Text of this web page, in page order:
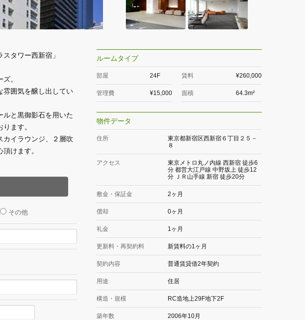
タワー西新宿」
。
雰囲気を醸し出してい
ルと黒御影石を用いた
ます。
カイラウンジ、２層吹
けます。
その他
ルームタイプ
部屋 24F 賃料 ¥260,000
管理費 ¥15,000 面積 64.3m²
物件データ
住所
東京都新宿区西新宿６丁目２５－
８
アクセス
東京メトロ丸ノ内線 西新宿 徒歩6
分 都営大江戸線 中野坂上 徒歩12
分 ＪＲ山手線 新宿 徒歩20分
敷金・保証金 2ヶ月
償却 0ヶ月
礼金 1ヶ月
更新料・再契約料 新賃料の1ヶ月
契約内容 普通賃貸借2年契約
用途 住居
構造・規模 RC造地上29F地下2F
築年数 2006年10月